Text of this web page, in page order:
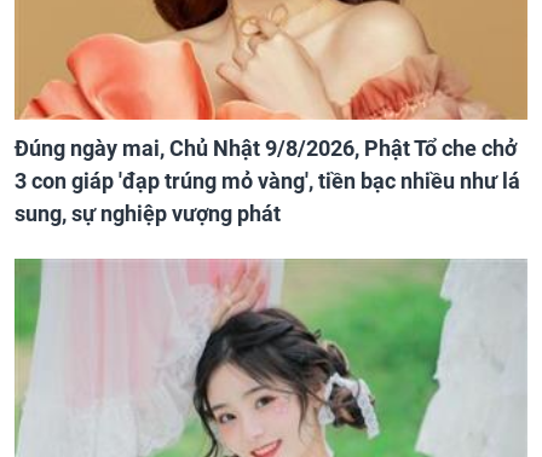
Đúng ngày mai, Chủ Nhật 9/8/2026, Phật Tổ che chở
3 con giáp 'đạp trúng mỏ vàng', tiền bạc nhiều như lá
sung, sự nghiệp vượng phát